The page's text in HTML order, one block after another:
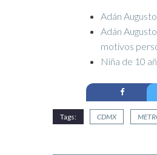
Adán
Adán
motivos
Niña de 10
Tags: CDMX